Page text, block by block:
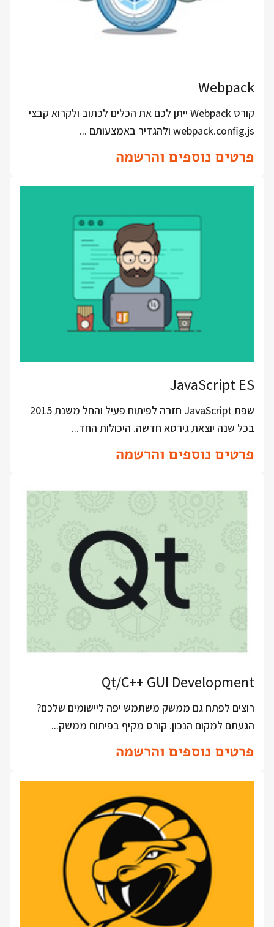
Webpack
קורס Webpack ייתן לכם את הכלים לכתוב ולקרוא קבצי
webpack.config.js ולהגדיר באמצעותם ...
פרטים נוספים והרשמה
JavaScript ES
שפת JavaScript חזרה לפיתוח פעיל והחל משנת 2015
בכל שנה יוצאת גירסא חדשה. היכולות החד...
פרטים נוספים והרשמה
Qt/C++ GUI Development
רוצים לפתח גם ממשק משתמש יפה ליישומים שלכם?
הגעתם למקום הנכון. קורס מקיף בפיתוח ממשק...
פרטים נוספים והרשמה